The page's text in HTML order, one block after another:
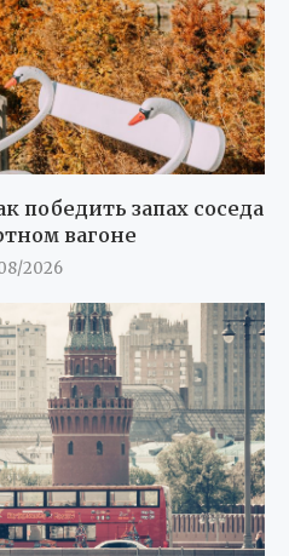
победить запах соседа
вагоне
2026